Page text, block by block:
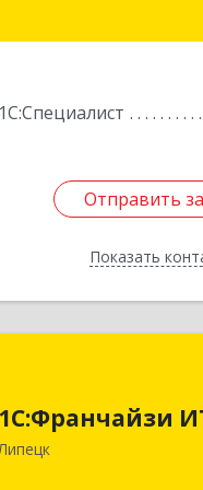
1С:Специалист
Отправить
Показать
Отправить
Назад
1С:Франчайзи
Липецк
398059, Липецкая
Октябрьская ул,